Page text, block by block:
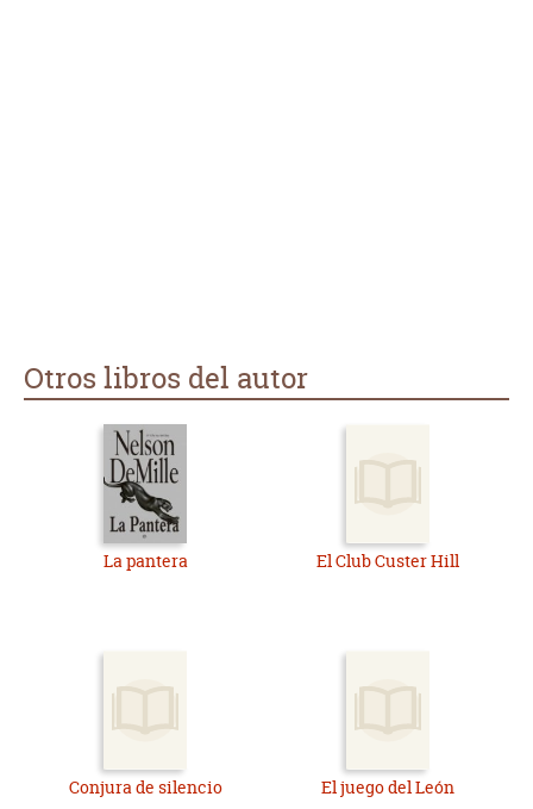
Otros libros del autor
La pantera El Club Custer Hill
Conjura de silencio El juego del León